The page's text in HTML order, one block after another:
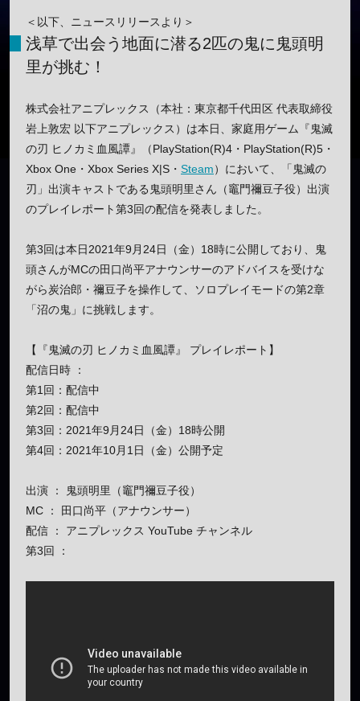
＜以下、ニュースリリースより＞
浅草で出会う地面に潜る2匹の鬼に鬼頭明
里が挑む！
株式会社アニプレックス（本社：東京都千代田区 代表取締役
岩上敦宏 以下アニプレックス）は本日、家庭用ゲーム『鬼滅
の刃 ヒノカミ血風譚』（PlayStation(R)4・PlayStation(R)5・
Xbox One・Xbox Series X|S・ Steam）において、「鬼滅の
刃」出演キャストである鬼頭明里さん（竈門禰豆子役）出演
のプレイレポート第3回の配信を発表しました。
第3回は本日2021年9月24日（金）18時に公開しており、鬼
頭さんがMCの田口尚平アナウンサーのアドバイスを受けな
がら炭治郎・禰豆子を操作して、ソロプレイモードの第2章
「沼の鬼」に挑戦します。
【『鬼滅の刃 ヒノカミ血風譚』 プレイレポート】
配信日時 ：
第1回：配信中
第2回：配信中
第3回：2021年9月24日（金）18時公開
第4回：2021年10月1日（金）公開予定
出演 ： 鬼頭明里（竈門禰豆子役）
MC ： 田口尚平（アナウンサー）
配信 ： アニプレックス YouTube チャンネル
第3回 ：